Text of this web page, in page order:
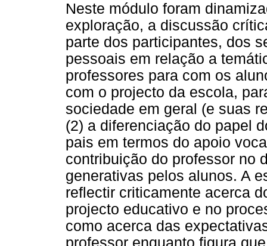
Neste módulo foram
exploração, a discussão
parte dos participantes, dos
pessoais em relação a
professores para com os
com o projecto da escola,
sociedade em geral (e suas
(2) a diferenciação do papel
pais em termos do apoio
contribuição do professor no
generativas pelos alunos. A
reflectir criticamente acerca
projecto educativo e no
como acerca das